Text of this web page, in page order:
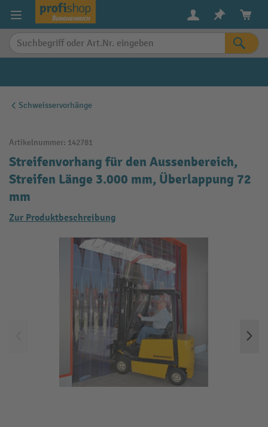
springen
Schweisservorhänge
Artikelnummer: 142781
Streifenvorhang für den Aussenbereich,
Streifen Länge 3.000 mm, Überlappung 72
mm
Zur Produktbeschreibung